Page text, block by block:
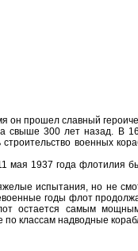
он прошел славный
свыше 300 лет назад. В
военных
мая 1937 года флотилия
испытания, но не
годы флот
остается самым
классам надводные